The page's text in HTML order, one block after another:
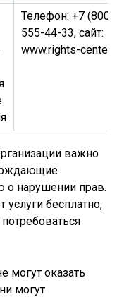
Телефон: +7 (800)
555-44-33, сайт:
www.rights-
важно
о нарушении прав.
бесплатно,
могут оказать
могут